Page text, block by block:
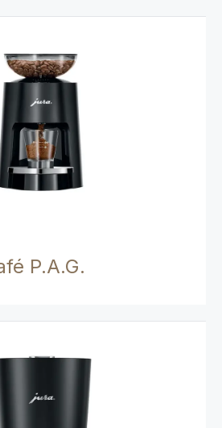
P.A.G.